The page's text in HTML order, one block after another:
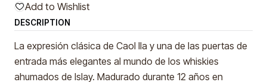
Add to Wishlist
DESCRIPTION
La expresión clásica de Caol Ila y una de las puertas de
entrada más elegantes al mundo de los whiskies
ahumados de Islay. Madurado durante 12 años en